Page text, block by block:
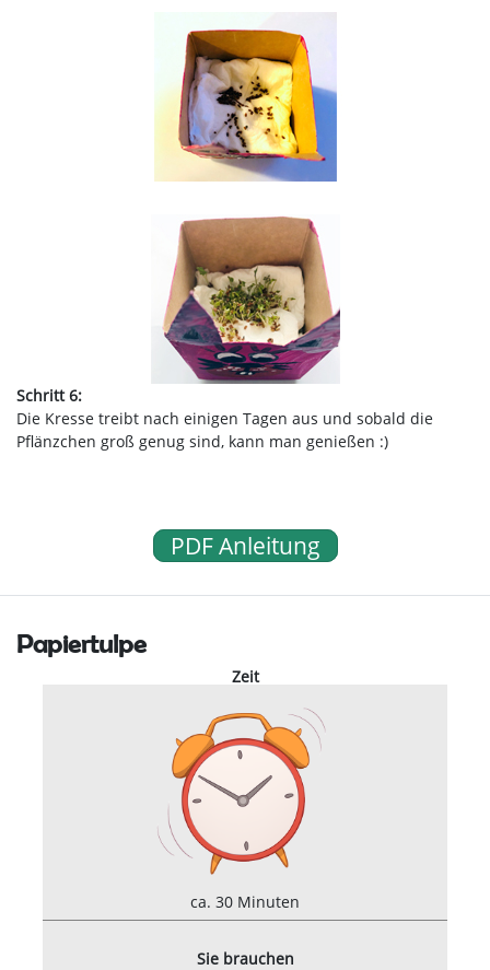
Schritt 6:
Die Kresse treibt nach einigen Tagen aus und sobald die
Pflänzchen groß genug sind, kann man genießen :)
PDF Anleitung
Papiertulpe
Zeit
ca. 30 Minuten
Sie brauchen